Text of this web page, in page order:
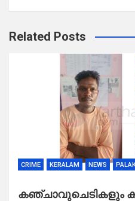
Related Posts
CRIME KERALAM NEWS
കഞ്ചാവുചെടികളും